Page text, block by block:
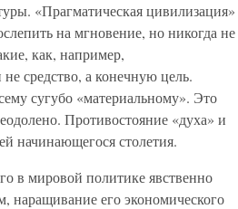
«Прагматическая цивилизация»
на мгновение, но никогда не
как, например,
средство, а конечную цель.
сугубо «материальному». Это
Противостояние «духа» и
начинающегося столетия.
в мировой политике явственно
наращивание его экономического